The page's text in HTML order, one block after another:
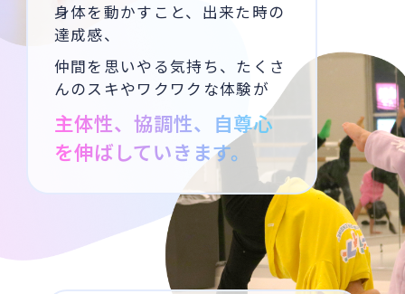
身体を動かすこと、出来た時の
達成感、
仲間を思いやる気持ち、たくさ
んのスキやワクワクな体験が
主体性、協調性、自尊心
を伸ばしていきます。